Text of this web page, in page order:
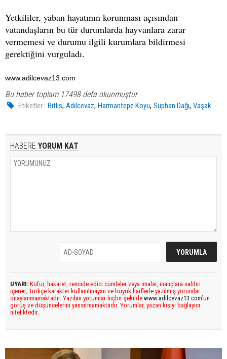
Yetkililer, yaban hayatının korunması açısından
vatandaşların bu tür durumlarda hayvanlara zarar
vermemesi ve durumu ilgili kurumlara bildirmesi
gerektiğini vurguladı.
www.adilcevaz13.com
Bu haber toplam 17498 defa okunmuştur
Etiketler : Bitlis,Adilcevaz,Harmantepe Köyü,Süphan Dağı,Vaşak
HABERE YORUM KAT
UYARI: Küfür, hakaret, rencide edici cümleler veya imalar, inançlara saldırı
içeren, Türkçe karakter kullanılmayan ve büyük harflerle yazılmış yorumlar
onaylanmamaktadır. Yazılan yorumlar hiçbir şekilde www.adilcevaz13.com’un
görüş ve düşüncelerini yansıtmamaktadır. Yorumlar, yazan kişiyi bağlayıcı
niteliktedir.